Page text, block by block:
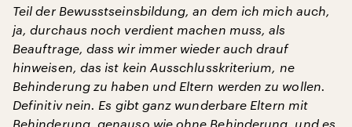
Teil der Bewusstseinsbildung, an dem ich mich auch,
ja, durchaus noch verdient machen muss, als
Beauftrage, dass wir immer wieder auch drauf
hinweisen, das ist kein Ausschlusskriterium, ne
Behinderung zu haben und Eltern werden zu wollen.
Definitiv nein. Es gibt ganz wunderbare Eltern mit
Behinderung, genauso wie ohne Behinderung, und es